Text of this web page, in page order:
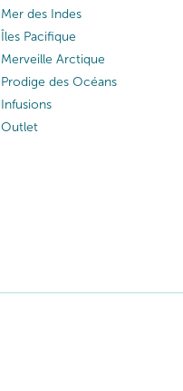
Mer des Indes
Îles Pacifique
Merveille Arctique
Prodige des Océans
Infusions
Outlet